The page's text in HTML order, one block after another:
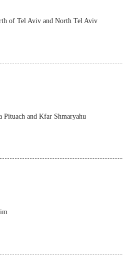
of Tel Aviv and North Tel Aviv
Pituach and Kfar Shmaryahu